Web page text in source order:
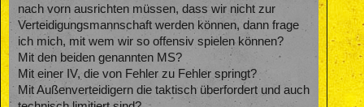
nach vorn ausrichten müssen, dass wir nicht zur
Verteidigungsmannschaft werden können, dann frage
ich mich, mit wem wir so offensiv spielen können?
Mit den beiden genannten MS?
Mit einer IV, die von Fehler zu Fehler springt?
Mit Außenverteidigern die taktisch überfordert und auch